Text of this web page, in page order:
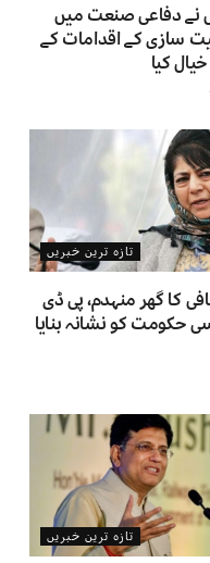
نے دفاعی صنعت میں
سازی کے اقدامات کے
کیا
تازہ ترین خبریں
کا گھر منہدم، پی ڈی
حکومت کو نشانہ بنایا
تازہ ترین خبریں